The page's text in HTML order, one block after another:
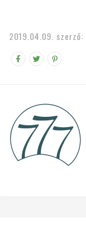
2019.04.09. szerző: